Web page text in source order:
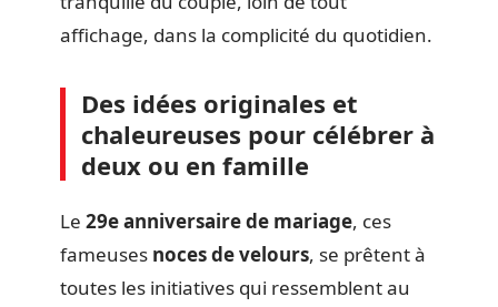
affichage, dans la complicité du quotidien.
Des idées originales et
chaleureuses pour célébrer à
deux ou en famille
Le 29e anniversaire de mariage, ces
fameuses noces de velours, se prêtent à
toutes les initiatives qui ressemblent au